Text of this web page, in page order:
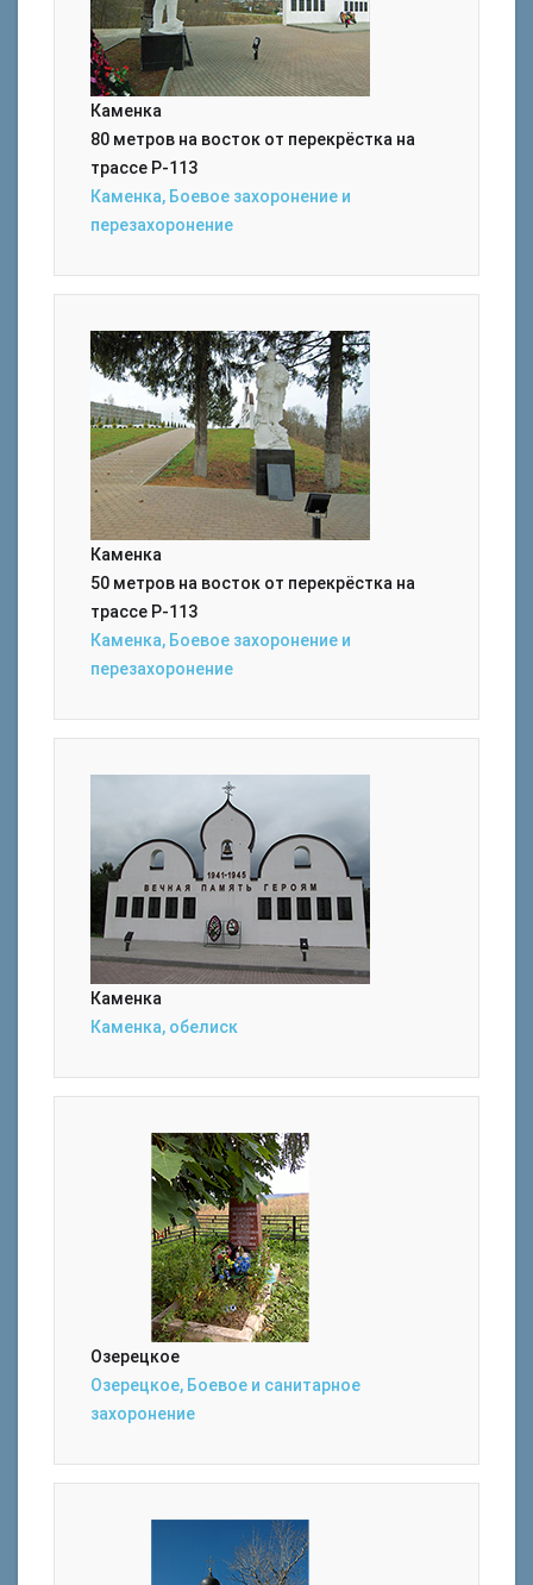
Каменка
80 метров на восток от перекрёстка на
трассе Р-113
Каменка, Боевое захоронение и
перезахоронение
Каменка
50 метров на восток от перекрёстка на
трассе Р-113
Каменка, Боевое захоронение и
перезахоронение
Каменка
Каменка, обелиск
Озерецкое
Озерецкое, Боевое и санитарное
захоронение